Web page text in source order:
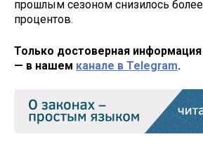
прошлым сезоном снизилось
процентов.
Только достоверная
— в нашем канале в Telegram.